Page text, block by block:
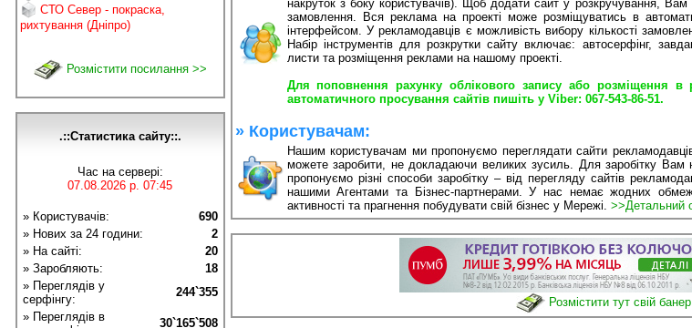
СТО Север - покраска,
рихтування (Дніпро)
Розмістити посилання >>
.::Статистика сайту::.
Час на сервері:
07.08.2026 р. 07:45
» Користувачів:
690
» Нових за 24 години:
2
» На сайті:
20
» Заробляють:
18
» Переглядів у
серфінгу:
244`355
» Переглядів в
30`165`508
накруток з боку користувачів). Щоб додати сайт у розкручування,
замовлення. Вся реклама на проекті може розміщуватись в
інтерфейсом. У рекламодавців є можливість вибору кількості
Набір інструментів для розкрутки сайту включає: автосерфінг,
листи та розміщення реклами на нашому проекті.
Для поповнення рахунку облікового запису або розміщення
автоматичного просування сайтів пишіть у Viber: 067-543-86-51.
» Користувачам:
Нашим користувачам ми пропонуємо переглядати сайти
можете заробити, не докладаючи великих зусиль. Для заробітку Вам
пропонуємо різні способи заробітку – від перегляду сайтів
нашими Агентами та Бізнес-партнерами. У нас немає жодних
активності та прагнення побудувати свій бізнес у Мережі. >>Детальний
Розмістити тут свій